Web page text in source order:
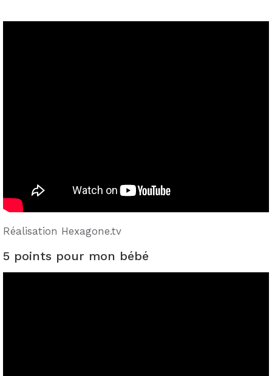
Réalisation Hexagone.tv
5 points pour mon bébé